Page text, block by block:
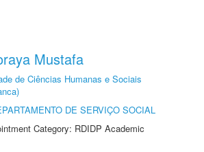
Mustafa
de Ciências Humanas e Sociais
DE SERVIÇO SOCIAL
Category: RDIDP Academic